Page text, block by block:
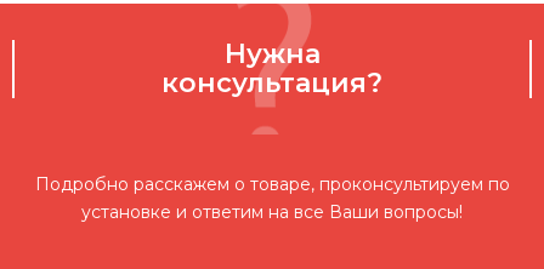
Нужна
консультация?
Подробно расскажем о товаре, проконсультируем по
установке и ответим на все Ваши вопросы!